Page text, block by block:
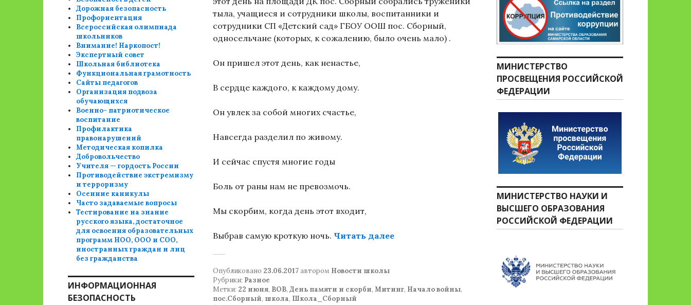
тыла, учащиеся и сотрудники школы, воспитанники и
сотрудники СП «Детский сад» ГБОУ ООШ пос. Сборный,
односельчане (которых, к сожалению, было очень мало) .
Он пришел этот день, как ненастье,
В сердце каждого, к каждому дому.
Он увлек за собой многих счастье,
Навсегда разделил по живому.
И сейчас спустя многие годы
Боль от раны нам не превозмочь.
Мы скорбим, когда день этот входит,
Выбрав самую кроткую ночь. Читать далее«Митинг в День памяти и скорби»
Опубликовано 23.06.2017автором Новости школы
Рубрики: Разное
Метки: 22 июня, ВОВ, День памяти и скорби, Митинг, Начало войны,
пос.Сборный, школа, Школа_Сборный
Дорожная безопасность
Профориентация
Всероссийская олимпиада
школьников
Внимание! Наркопост!
Экспертный совет
Школьная библиотека
Функциональная грамотность
Сайты педагогов
Организация подвоза
обучающихся
Военно- патриотическое
воспитание
Профилактика
правонарушений
Методическая копилка
Добровольчество
Учителя — гордость России
Противодействие экстремизму
и терроризму
Осенние каникулы
Часто задаваемые вопросы
Тестирование на знание
русского языка, достаточное
для освоения образовательных
программ НОО, ООО и СОО,
иностранных граждан и лиц
без гражданства
ИНФОРМАЦИОННАЯ
БЕЗОПАСНОСТЬ
МИНИСТЕРСТВО
ПРОСВЕЩЕНИЯ РОССИЙСКОЙ
ФЕДЕРАЦИИ
МИНИСТЕРСТВО НАУКИ И
ВЫСШЕГО ОБРАЗОВАНИЯ
РОССИЙСКОЙ ФЕДЕРАЦИИ